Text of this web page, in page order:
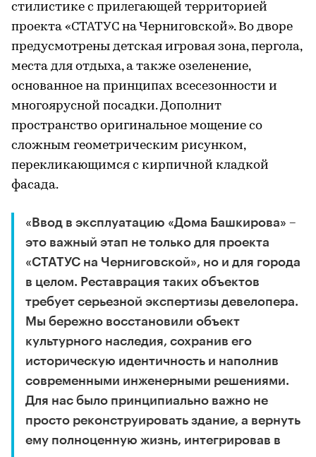
стилистике с прилегающей территорией
проекта «СТАТУС на Черниговской». Во дворе
предусмотрены детская игровая зона, пергола,
места для отдыха, а также озеленение,
основанное на принципах всесезонности и
многоярусной посадки. Дополнит
пространство оригинальное мощение со
сложным геометрическим рисунком,
перекликающимся с кирпичной кладкой
фасада.
«Ввод в эксплуатацию «Дома Башкирова» –
это важный этап не только для проекта
«СТАТУС на Черниговской», но и для города
в целом. Реставрация таких объектов
требует серьезной экспертизы девелопера.
Мы бережно восстановили объект
культурного наследия, сохранив его
историческую идентичность и наполнив
современными инженерными решениями.
Для нас было принципиально важно не
просто реконструировать здание, а вернуть
ему полноценную жизнь, интегрировав в